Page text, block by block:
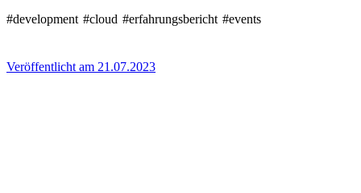
#development #cloud #erfahrungsbericht #events
Veröffentlicht am 21.07.2023